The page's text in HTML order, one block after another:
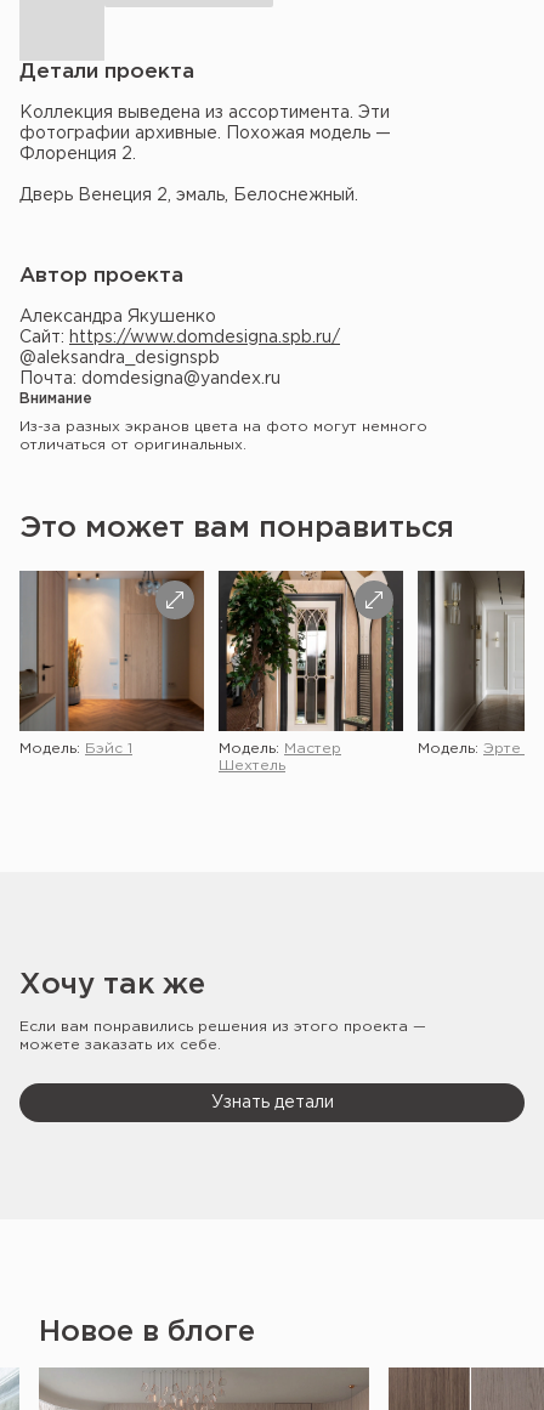
Детали проекта
Коллекция выведена из ассортимента. Эти
фотографии архивные. Похожая модель —
Флоренция 2.
Дверь Венеция 2, эмаль, Белоснежный.
Автор проекта
Александра Якушенко
Сайт: https://www.domdesigna.spb.ru/
@aleksandra_designspb
Почта: domdesigna@yandex.ru
Внимание
Из-за разных экранов цвета на фото могут немного
отличаться от оригинальных.
Это может вам понравиться
Модель: Бэйс 1 Модель:
Мастер
Шехтель
Модель: Эрте 2
Хочу так же
Если вам понравились решения из этого проекта —
можете заказать их себе.
Узнать детали
Новое в блоге